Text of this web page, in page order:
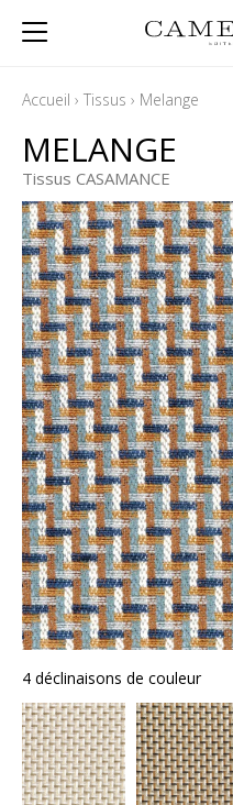
Accueil › Tissus › Melange
MELANGE
Tissus CASAMANCE
4 déclinaisons de couleur